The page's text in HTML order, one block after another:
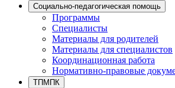
Социально-педагогическая помощь
Программы
Специалисты
Материалы для родителей
Материалы для специалистов
Координационная работа
Нормативно-правовые
ТПМПК